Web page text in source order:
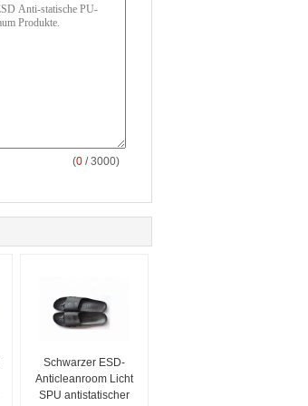
(0 / 3000)
Schwarzer ESD-
Anticleanroom Licht
SPU antistatischer